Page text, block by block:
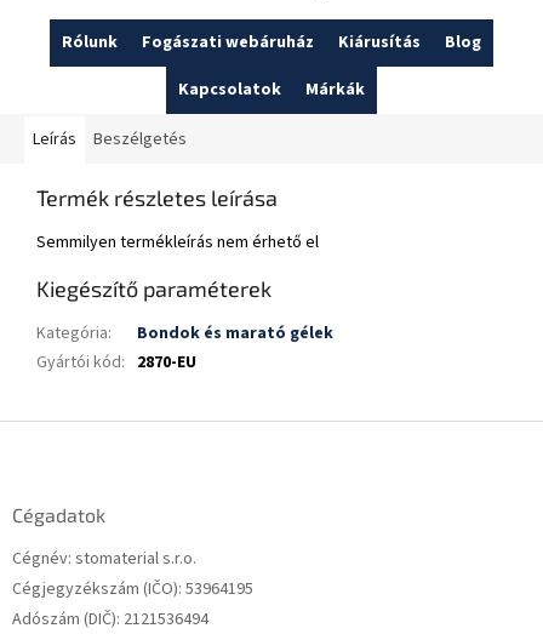
Rólunk Fogászati webáruház Kiárusítás
Blog
Kapcsolatok
Márkák
Leírás Beszélgetés
Termék részletes leírása
Semmilyen termékleírás nem érhető el
Kiegészítő paraméterek
Kategória:
Bondok és marató gélek
Gyártói kód: 2870-EU
Cégadatok
Cégnév: stomaterial s.r.o.
Cégjegyzékszám (IČO): 53964195
Adószám (DIČ): 2121536494